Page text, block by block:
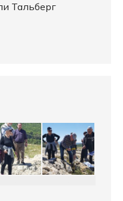
Тальберг